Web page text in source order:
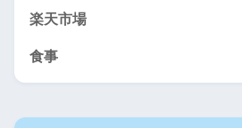
楽天市場
食事